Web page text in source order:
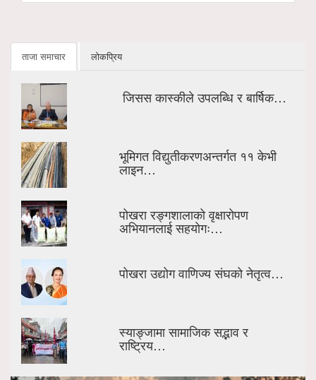
ताजा समाचार लोकप्रिय
जिसस कास्कीले उपलब्धि र बार्षिक…
भूमिगत विद्युतीकरणअन्तर्गत ११ केभी
लाइन…
पोखरा रङ्गशालाको वृक्षारोपण
अभियानलाई सहयोगः…
पोखरा उद्योग वाणिज्य संघको नेतृत्व…
स्याङ्जामा सामाजिक सद्भाव र
राष्ट्रिय…